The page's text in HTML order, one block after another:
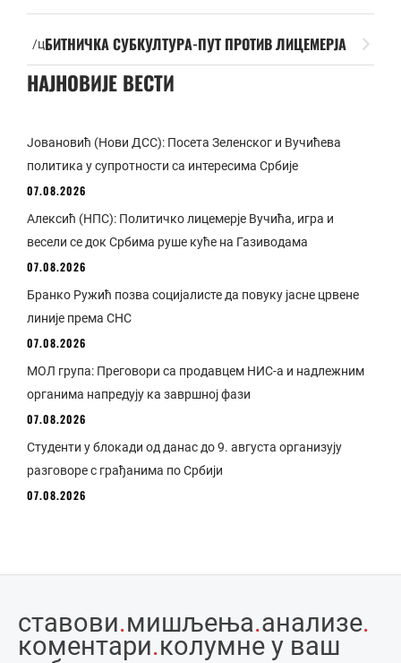
/цБИТНИЧКА СУБКУЛТУРА-ПУТ ПРОТИВ ЛИЦЕМЕРЈА
НАЈНОВИЈЕ ВЕСТИ
Јовановић (Нови ДСС): Посета Зеленског и Вучићева
политика у супротности са интересима Србије
07.08.2026
Алексић (НПС): Политичко лицемерје Вучића, игра и
весели се док Србима руше куће на Газиводама
07.08.2026
Бранко Ружић позва социјалисте да повуку јасне црвене
линије према СНС
07.08.2026
МОЛ група: Преговори са продавцем НИС-а и надлежним
органима напредују ка завршној фази
07.08.2026
Студенти у блокади од данас до 9. августа организују
разговоре с грађанима по Србији
07.08.2026
ставови.мишљења.анализе.
коментари.колумне у ваш